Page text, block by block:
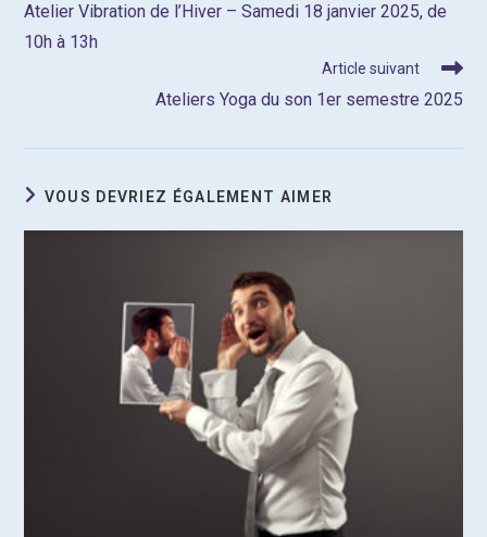
articles
Atelier Vibration de l’Hiver – Samedi 18 janvier 2025, de
10h à 13h
Article suivant
Ateliers Yoga du son 1er semestre 2025
VOUS DEVRIEZ ÉGALEMENT AIMER